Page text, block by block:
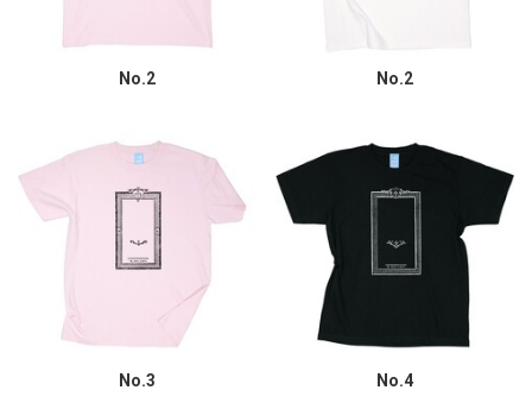
No.2 No.2
No.3 No.4